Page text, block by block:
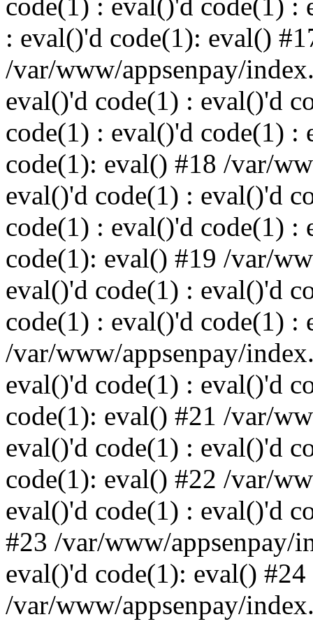
: eval()'d code(1): eval()
/var/www/appsenpay/
eval()'d code(1) : eval()'d
code(1) : eval()'d code(1) :
code(1): eval() #18 /var/
eval()'d code(1) : eval()'d
code(1) : eval()'d code(1) :
code(1): eval() #19 /var/
eval()'d code(1) : eval()'d
code(1) : eval()'d code(1) :
/var/www/appsenpay/
eval()'d code(1) : eval()'d
code(1): eval() #21 /var/
eval()'d code(1) : eval()'d
code(1): eval() #22 /var/
eval()'d code(1) : eval()'d
#23 /var/www/appsenpay/
eval()'d code(1): eval() #24
/var/www/appsenpay/